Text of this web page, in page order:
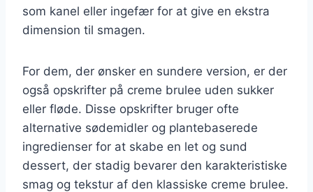
som kanel eller ingefær for at give en ekstra
dimension til smagen.
For dem, der ønsker en sundere version, er der
også opskrifter på creme brulee uden sukker
eller fløde. Disse opskrifter bruger ofte
alternative sødemidler og plantebaserede
ingredienser for at skabe en let og sund
dessert, der stadig bevarer den karakteristiske
smag og tekstur af den klassiske creme brulee.